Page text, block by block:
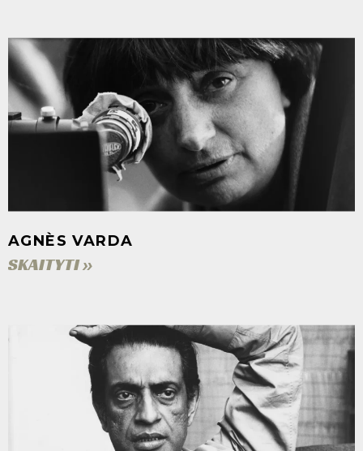
AGNÈS VARDA
SKAITYTI »